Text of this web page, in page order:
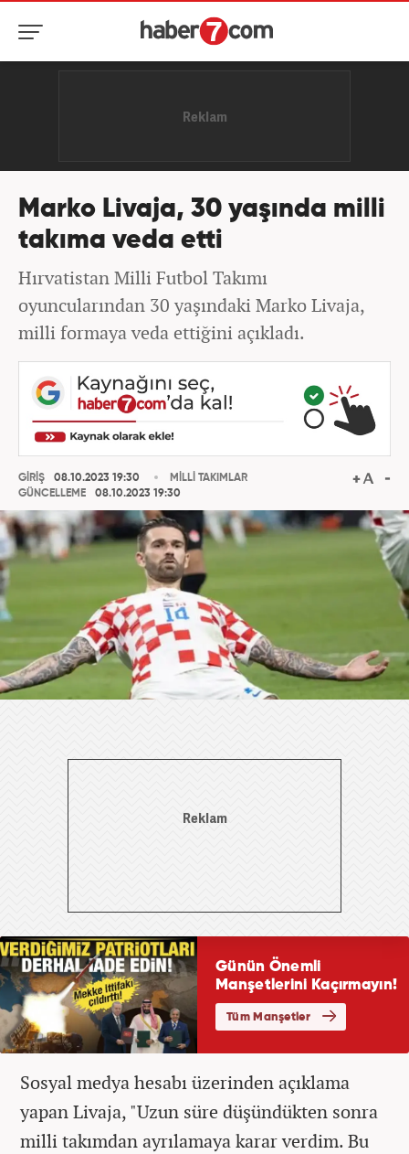
Marko Livaja, 30 yaşında milli
takıma veda etti
Hırvatistan Milli Futbol Takımı
oyuncularından 30 yaşındaki Marko Livaja,
milli formaya veda ettiğini açıkladı.
GİRİŞ
08.10.2023 19:30
GÜNCELLEME
08.10.2023 19:30
MİLLİ TAKIMLAR
Sosyal medya hesabı üzerinden açıklama
yapan Livaja, "Uzun süre düşündükten sonra
milli takımdan ayrılamaya karar verdim. Bu